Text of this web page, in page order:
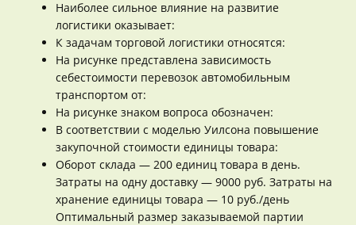
Наиболее сильное влияние на развитие
логистики оказывает:
К задачам торговой логистики относятся:
На рисунке представлена зависимость
себестоимости перевозок автомобильным
транспортом от:
На рисунке знаком вопроса обозначен:
В соответствии с моделью Уилсона повышение
закупочной стоимости единицы товара:
Оборот склада — 200 единиц товара в день.
Затраты на одну доставку — 9000 руб. Затраты на
хранение единицы товара — 10 руб./день
Оптимальный размер заказываемой партии